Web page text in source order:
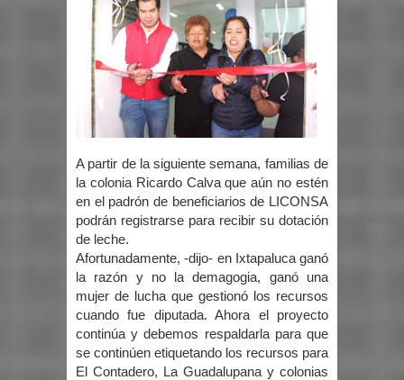
A partir de la siguiente semana, familias de
la colonia Ricardo Calva que aún no estén
en el padrón de beneficiarios de LICONSA
podrán registrarse para recibir su dotación
de leche.
Afortunadamente, -dijo- en Ixtapaluca ganó
la razón y no la demagogia, ganó una
mujer de lucha que gestionó los recursos
cuando fue diputada. Ahora el proyecto
continúa y debemos respaldarla para que
se continúen etiquetando los recursos para
El Contadero, La Guadalupana y colonias